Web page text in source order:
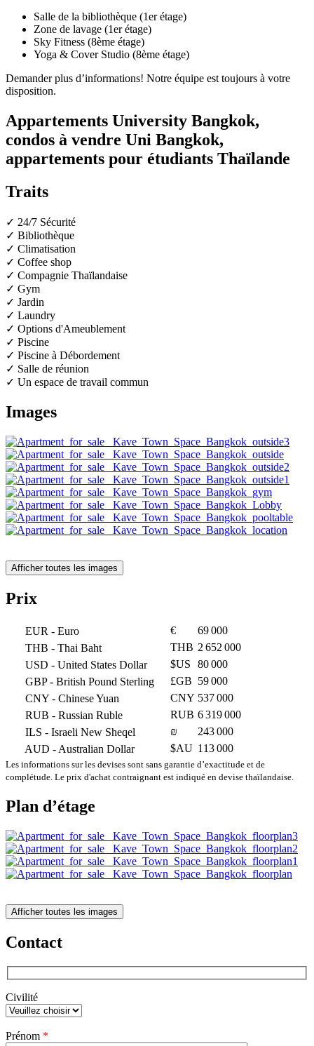
Salle de la bibliothèque (1er étage)
Zone de lavage (1er étage)
Sky Fitness (8ème étage)
Yoga & Cover Studio (8ème étage)
Demander plus d’informations! Notre équipe est toujours à votre
disposition.
Appartements University Bangkok,
condos à vendre Uni Bangkok,
appartements pour étudiants Thaïlande
Traits
✓ 24/7 Sécurité
✓ Bibliothèque
✓ Climatisation
✓ Coffee shop
✓ Compagnie Thaïlandaise
✓ Gym
✓ Jardin
✓ Laundry
✓ Options d'Ameublement
✓ Piscine
✓ Piscine à Débordement
✓ Salle de réunion
✓ Un espace de travail commun
Images
Afficher toutes les images
Prix
EUR - Euro €
69 000
THB - Thai Baht THB 2 652 000
USD - United States Dollar $US
80 000
GBP- British Pound Sterling £GB 59 000
CNY - Chinese Yuan CNY 537 000
RUB - Russian Ruble RUB 6 319 000
ILS - Israeli New Sheqel ₪
243 000
AUD - Australian Dollar $AU 113 000
Les informations sur les devises sont sans garantie d’exactitude et de
complétude. Le prix d'achat contraignant est indiqué en devise thaïlandaise.
Plan d’étage
Afficher toutes les images
Contact
Civilité
laisser
Prénom *